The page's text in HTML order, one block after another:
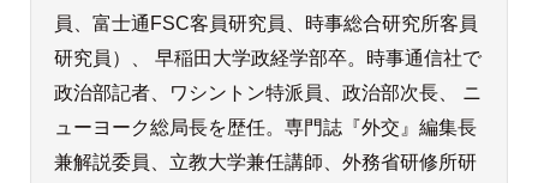
員、富士通FSC客員研究員、時事総合研究所客員
研究員）、 早稲田大学政経学部卒。時事通信社で
政治部記者、ワシントン特派員、政治部次長、 ニ
ューヨーク総局長を歴任。専門誌『外交』編集長
兼解説委員、立教大学兼任講師、外務省研修所研